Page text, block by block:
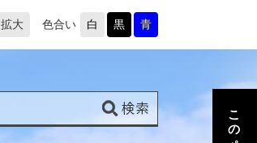
拡大 色合い 白 黒 青